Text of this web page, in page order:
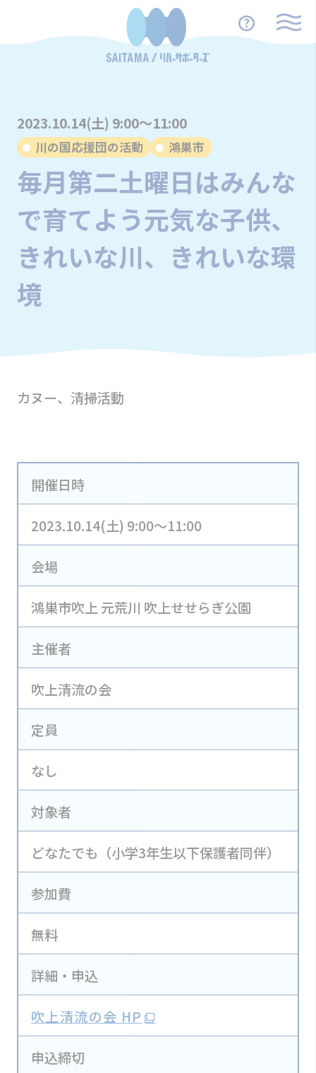
2023.10.14(土) 9:00～11:00
川の国応援団の活動 鴻巣市
毎月第二土曜日はみんな
で育てよう元気な子供、
きれいな川、きれいな環
境
カヌー、清掃活動
開催日時
2023.10.14(土) 9:00～11:00
会場
鴻巣市吹上 元荒川 吹上せせらぎ公園
主催者
吹上清流の会
定員
なし
対象者
どなたでも（小学3年生以下保護者同伴）
参加費
無料
詳細・申込
吹上清流の会 HP
申込締切